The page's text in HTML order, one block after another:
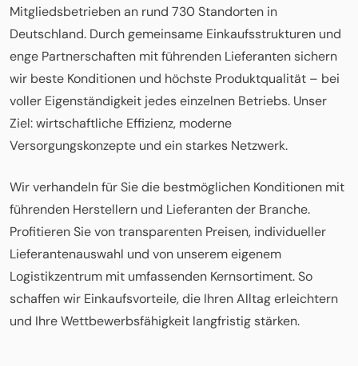
Mitgliedsbetrieben an rund 730 Standorten in
Deutschland. Durch gemeinsame Einkaufsstrukturen und
enge Partnerschaften mit führenden Lieferanten sichern
wir beste Konditionen und höchste Produktqualität – bei
voller Eigenständigkeit jedes einzelnen Betriebs. Unser
Ziel: wirtschaftliche Effizienz, moderne
Versorgungskonzepte und ein starkes Netzwerk.
Wir verhandeln für Sie die bestmöglichen Konditionen mit
führenden Herstellern und Lieferanten der Branche.
Profitieren Sie von transparenten Preisen, individueller
Lieferantenauswahl und von unserem eigenem
Logistikzentrum mit umfassenden Kernsortiment. So
schaffen wir Einkaufsvorteile, die Ihren Alltag erleichtern
und Ihre Wettbewerbsfähigkeit langfristig stärken.